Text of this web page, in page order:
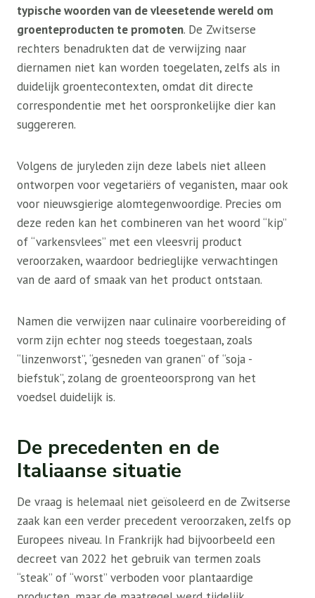
typische woorden van de vleesetende wereld om
groenteproducten te promoten. De Zwitserse
rechters benadrukten dat de verwijzing naar
diernamen niet kan worden toegelaten, zelfs als in
duidelijk groentecontexten, omdat dit directe
correspondentie met het oorspronkelijke dier kan
suggereren.
Volgens de juryleden zijn deze labels niet alleen
ontworpen voor vegetariërs of veganisten, maar ook
voor nieuwsgierige alomtegenwoordige. Precies om
deze reden kan het combineren van het woord “kip”
of “varkensvlees” met een vleesvrij product
veroorzaken, waardoor bedrieglijke verwachtingen
van de aard of smaak van het product ontstaan.
Namen die verwijzen naar culinaire voorbereiding of
vorm zijn echter nog steeds toegestaan, zoals
“linzenworst”, “gesneden van granen” of “soja -
biefstuk”, zolang de groenteoorsprong van het
voedsel duidelijk is.
De precedenten en de
Italiaanse situatie
De vraag is helemaal niet geïsoleerd en de Zwitserse
zaak kan een verder precedent veroorzaken, zelfs op
Europees niveau. In Frankrijk had bijvoorbeeld een
decreet van 2022 het gebruik van termen zoals
“steak” of “worst” verboden voor plantaardige